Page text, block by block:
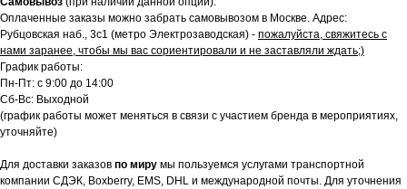
Оплаченные заказы можно забрать самовывозом в Москве. Адрес:
Рубцовская наб., 3с1 (метро Электрозаводская) - пожалуйста, свяжитесь с
нами заранее, чтобы мы вас сориентировали и не заставляли ждать;)
График работы:
Пн-Пт: с 9:00 до 14:00
Сб-Вс: Выходной
(график работы может меняться в связи с участием бренда в мероприятиях,
уточняйте)
Для доставки заказов по миру мы пользуемся услугами транспортной
компании СДЭК, Boxberry, EMS, DHL и международной почты. Для уточнения